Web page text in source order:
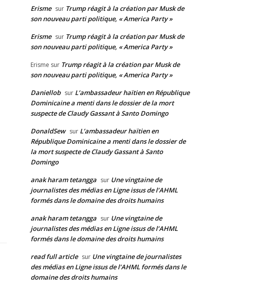
Erisme sur Trump réagit à la création par Musk de
son nouveau parti politique, « America Party »
Erisme sur Trump réagit à la création par Musk de
son nouveau parti politique, « America Party »
Erisme sur Trump réagit à la création par Musk de
son nouveau parti politique, « America Party »
Daniellob sur L’ambassadeur haïtien en République
Dominicaine a menti dans le dossier de la mort
suspecte de Claudy Gassant à Santo Domingo
DonaldSew sur L’ambassadeur haïtien en
République Dominicaine a menti dans le dossier de
la mort suspecte de Claudy Gassant à Santo
Domingo
anak haram tetangga sur Une vingtaine de
journalistes des médias en Ligne issus de l’AHML
formés dans le domaine des droits humains
anak haram tetangga sur Une vingtaine de
journalistes des médias en Ligne issus de l’AHML
formés dans le domaine des droits humains
read full article sur Une vingtaine de journalistes
des médias en Ligne issus de l’AHML formés dans le
domaine des droits humains